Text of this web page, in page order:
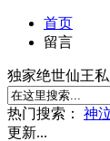
首页
留言
独家绝世仙王
热门搜索： 神
更新...